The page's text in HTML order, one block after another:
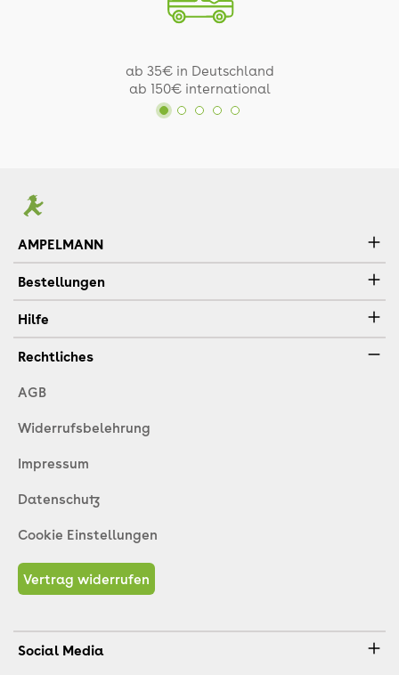
ab 35€ in Deutschland
ab 150€ international
AMPELMANN
Bestellungen
Hilfe
Rechtliches
AGB
Widerrufsbelehrung
Impressum
Datenschutz
Cookie Einstellungen
Vertrag widerrufen
Social Media